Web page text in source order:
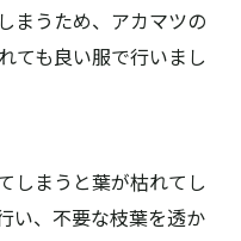
まうため、アカマツの
ても良い服で行いまし
しまうと葉が枯れてし
い、不要な枝葉を透か